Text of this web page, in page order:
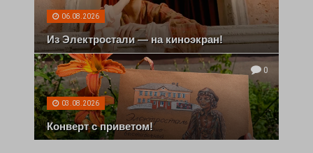
06.08.2026
Из Электростали — на киноэкран!
0
03.08.2026
Конверт с приветом!